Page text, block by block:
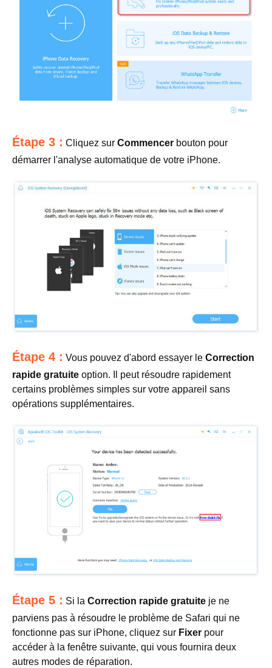
Étape 3 : Cliquez sur Commencer bouton pour
démarrer l'analyse automatique de votre iPhone.
Étape 4 : Vous pouvez d'abord essayer le Correction
rapide gratuite option. Il peut résoudre rapidement
certains problèmes simples sur votre appareil sans
opérations supplémentaires.
Étape 5 : Si la Correction rapide gratuite je ne
parviens pas à résoudre le problème de Safari qui ne
fonctionne pas sur iPhone, cliquez sur Fixer pour
accéder à la fenêtre suivante, qui vous fournira deux
autres modes de réparation.